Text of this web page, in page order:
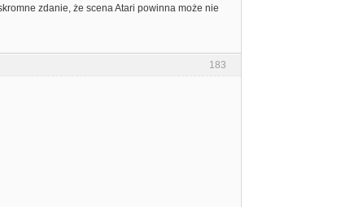
zdanie, że scena Atari powinna może nie
183